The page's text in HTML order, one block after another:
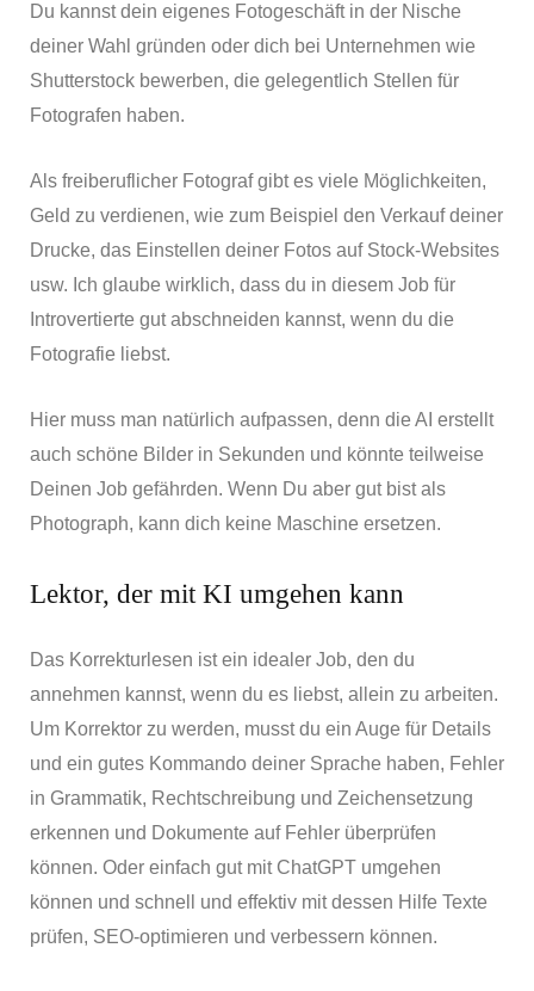
Du kannst dein eigenes Fotogeschäft in der Nische
deiner Wahl gründen oder dich bei Unternehmen wie
Shutterstock bewerben, die gelegentlich Stellen für
Fotografen haben.
Als freiberuflicher Fotograf gibt es viele Möglichkeiten,
Geld zu verdienen, wie zum Beispiel den Verkauf deiner
Drucke, das Einstellen deiner Fotos auf Stock-Websites
usw. Ich glaube wirklich, dass du in diesem Job für
Introvertierte gut abschneiden kannst, wenn du die
Fotografie liebst.
Hier muss man natürlich aufpassen, denn die AI erstellt
auch schöne Bilder in Sekunden und könnte teilweise
Deinen Job gefährden. Wenn Du aber gut bist als
Photograph, kann dich keine Maschine ersetzen.
Lektor, der mit KI umgehen kann
Das Korrekturlesen ist ein idealer Job, den du
annehmen kannst, wenn du es liebst, allein zu arbeiten.
Um Korrektor zu werden, musst du ein Auge für Details
und ein gutes Kommando deiner Sprache haben, Fehler
in Grammatik, Rechtschreibung und Zeichensetzung
erkennen und Dokumente auf Fehler überprüfen
können. Oder einfach gut mit ChatGPT umgehen
können und schnell und effektiv mit dessen Hilfe Texte
prüfen, SEO-optimieren und verbessern können.